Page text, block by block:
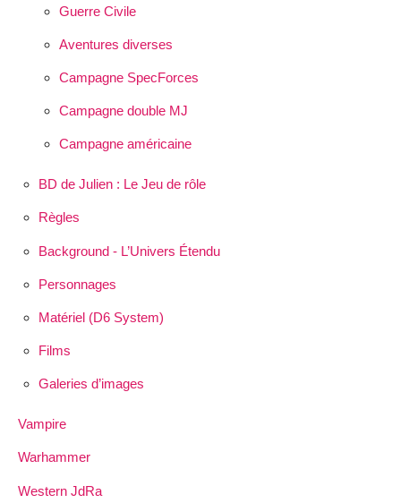
Guerre Civile
Aventures diverses
Campagne SpecForces
Campagne double MJ
Campagne américaine
BD de Julien : Le Jeu de rôle
Règles
Background - L’Univers Étendu
Personnages
Matériel (D6 System)
Films
Galeries d’images
Vampire
Warhammer
Western JdRa